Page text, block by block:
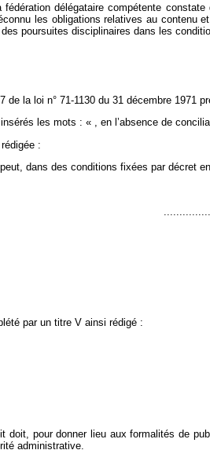
fédération délégataire compétente
les obligations relatives au contenu
poursuites disciplinaires dans les
de la loi n° 71-1130 du 31 décembre 1971
les mots : « , en l’absence de
:
dans des conditions fixées par décret
par un titre V ainsi rédigé :
doit, pour donner lieu aux formalités de
administrative.